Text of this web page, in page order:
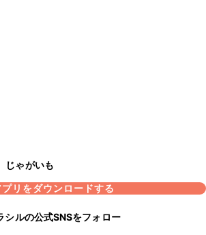
じゃがいも
プリをダウンロードする
シルの公式SNSをフォロー